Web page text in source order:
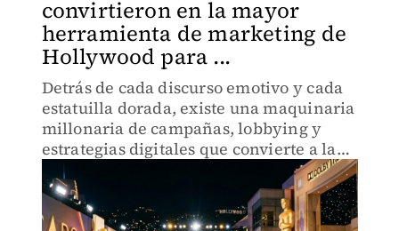
convirtieron en la mayor
herramienta de marketing de
Hollywood para ...
Detrás de cada discurso emotivo y cada
estatuilla dorada, existe una maquinaria
millonaria de campañas, lobbying y
estrategias digitales que convierte a la
noche más glamorosa del cine en el
negocio más rentable del año.